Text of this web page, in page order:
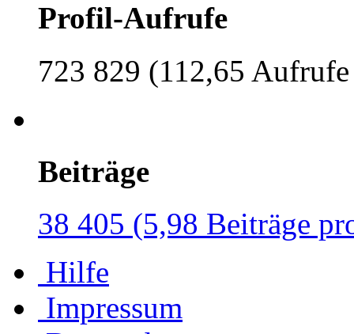
Profil-Aufrufe
723 829 (112,65
Beiträge
38 405 (5,98 Beiträge
Hilfe
Impressum